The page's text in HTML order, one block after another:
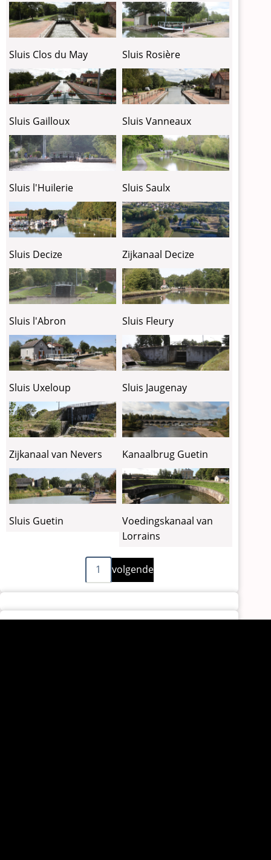
Sluis Clos du May Sluis Rosière
Sluis Gailloux Sluis Vanneaux
Sluis l'Huilerie Sluis Saulx
Sluis Decize Zijkanaal Decize
Sluis l'Abron Sluis Fleury
Sluis Uxeloup Sluis Jaugenay
Zijkanaal van Nevers Kanaalbrug Guetin
Sluis Guetin
Voedingskanaal van
Lorrains
1
Volgende
pagina
volgende